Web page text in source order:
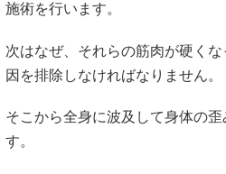
施術を行います。
次はなぜ、それらの筋肉が硬く
因を排除しなければなりません。
そこから全身に波及して身体の
す。